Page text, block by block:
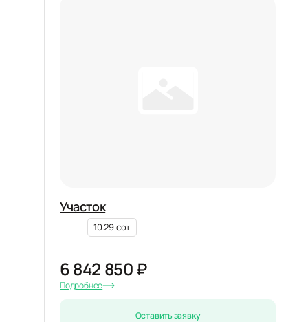
Участок
10.29 сот
6 842 850 ₽
Подробнее
Оставить заявку